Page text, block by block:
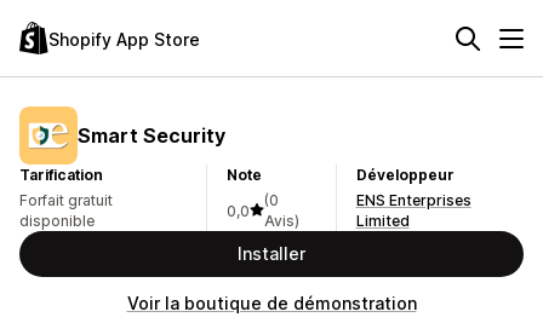
Shopify App Store
Smart Security
Tarification
Forfait gratuit
disponible
Note
0,0
(0
Avis)
Développeur
ENS Enterprises
Limited
Installer
Voir la boutique de démonstration